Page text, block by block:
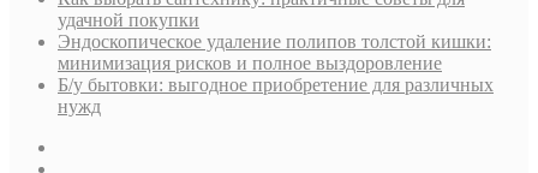
удачной покупки
Эндоскопическое удаление полипов толстой кишки:
минимизация рисков и полное выздоровление
Б/у бытовки: выгодное приобретение для различных
нужд